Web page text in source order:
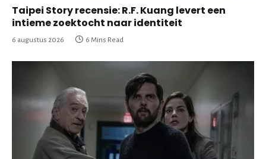
Taipei Story recensie: R.F. Kuang levert een
intieme zoektocht naar identiteit
6 augustus 2026 6 Mins Read